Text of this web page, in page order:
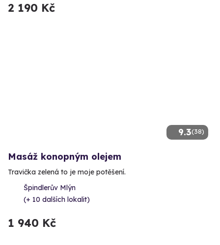
2 190 Kč
9.3(38)
Masáž konopným olejem
Travička zelená to je moje potěšení.
Špindlerův Mlýn
(+ 10 dalších lokalit)
1 940 Kč